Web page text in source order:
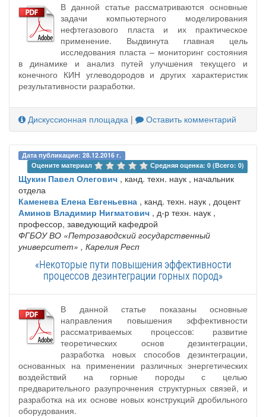
В данной статье рассматриваются основные
задачи компьютерного моделирования
нефтегазового пласта и их практическое
применение. Выдвинута главная цель
исследования пласта – мониторинг состояния
в динамике и анализ путей улучшения текущего и
конечного КИН углеводородов и других характеристик
результативности разработки.
Дискуссионная площадка | Оставить комментарий
Дата публикации: 28.12.2016 г.
Оцените материал
Средняя оценка: 0 (Всего: 0)
Щукин Павел Олегович , канд. техн. наук , начальник
отдела
Каменева Елена Евгеньевна , канд. техн. наук , доцент
Аминов Владимир Нигматович , д-р техн. наук ,
профессор, заведующий кафедрой
ФГБOУ ВО «Петрозаводский государственный
университет» , Карелия Респ
«Некоторые пути повышения эффективности
процессов дезинтеграции горных пород»
В данной статье показаны основные
направления повышения эффективности
рассматриваемых процессов: развитие
теоретических основ дезинтеграции,
разработка новых способов дезинтеграции,
основанных на применении различных энергетических
воздействий на горные породы с целью
предварительного разупрочнения структурных связей, и
разработка на их основе новых конструкций дробильного
оборудования.